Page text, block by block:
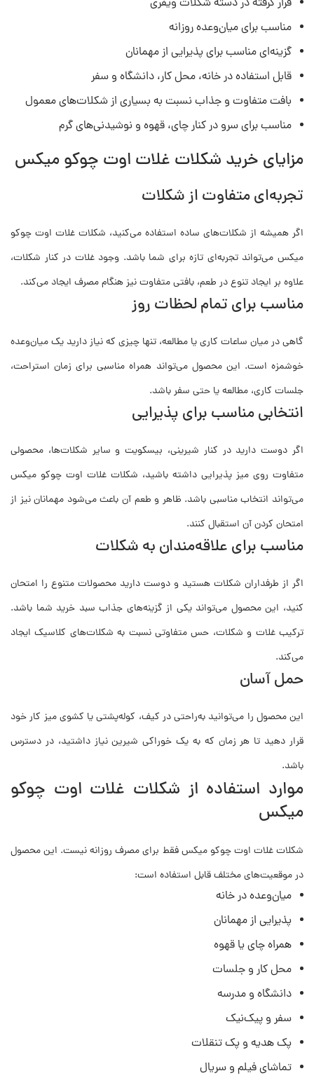
قرار گرفته در دسته شکلات ویفری
مناسب برای میان‌وعده روزانه
گزینه‌ای مناسب برای پذیرایی از مهمانان
قابل استفاده در خانه، محل کار، دانشگاه و سفر
بافت متفاوت و جذاب نسبت به بسیاری از شکلات‌های معمول
مناسب برای سرو در کنار چای، قهوه و نوشیدنی‌های گرم
مزایای خرید شکلات غلات اوت چوکو میکس
تجربه‌ای متفاوت از شکلات
اگر همیشه از شکلات‌های ساده استفاده می‌کنید، شکلات غلات اوت چوکو
میکس می‌تواند تجربه‌ای تازه برای شما باشد. وجود غلات در کنار شکلات،
علاوه بر ایجاد تنوع در طعم، بافتی متفاوت نیز هنگام مصرف ایجاد می‌کند.
مناسب برای تمام لحظات روز
گاهی در میان ساعات کاری یا مطالعه، تنها چیزی که نیاز دارید یک میان‌وعده
خوشمزه است. این محصول می‌تواند همراه مناسبی برای زمان استراحت،
جلسات کاری، مطالعه یا حتی سفر باشد.
انتخابی مناسب برای پذیرایی
اگر دوست دارید در کنار شیرینی، بیسکویت و سایر شکلات‌ها، محصولی
متفاوت روی میز پذیرایی داشته باشید، شکلات غلات اوت چوکو میکس
می‌تواند انتخاب مناسبی باشد. ظاهر و طعم آن باعث می‌شود مهمانان نیز از
امتحان کردن آن استقبال کنند.
مناسب برای علاقه‌مندان به شکلات
اگر از طرفداران شکلات هستید و دوست دارید محصولات متنوع را امتحان
کنید، این محصول می‌تواند یکی از گزینه‌های جذاب سبد خرید شما باشد.
ترکیب غلات و شکلات، حس متفاوتی نسبت به شکلات‌های کلاسیک ایجاد
می‌کند.
حمل آسان
این محصول را می‌توانید به‌راحتی در کیف، کوله‌پشتی یا کشوی میز کار خود
قرار دهید تا هر زمان که به یک خوراکی شیرین نیاز داشتید، در دسترس
باشد.
موارد استفاده از شکلات غلات اوت چوکو
میکس
شکلات غلات اوت چوکو میکس فقط برای مصرف روزانه نیست. این محصول
در موقعیت‌های مختلف قابل استفاده است:
میان‌وعده در خانه
پذیرایی از مهمانان
همراه چای یا قهوه
محل کار و جلسات
دانشگاه و مدرسه
سفر و پیک‌نیک
پک هدیه و پک تنقلات
تماشای فیلم و سریال